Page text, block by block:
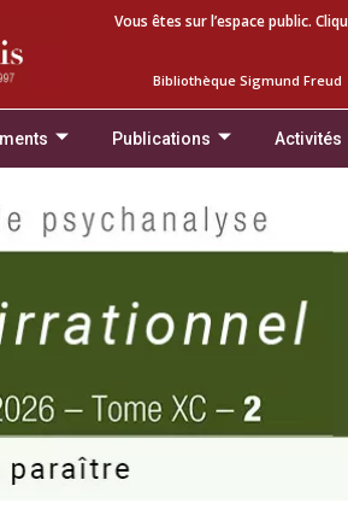
Vous êtes sur l’espace public.
Bibliothèque Sigmund Freud
Publications Activités